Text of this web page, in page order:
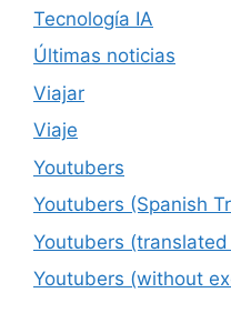
Tecnología IA
Últimas noticias
Viajar
Viaje
Youtubers
Youtubers (Spanish
Youtubers
Youtubers (without